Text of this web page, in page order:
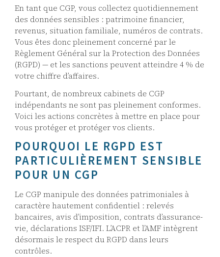
En tant que CGP, vous collectez quotidiennement
des données sensibles : patrimoine financier,
revenus, situation familiale, numéros de contrats.
Vous êtes donc pleinement concerné par le
Règlement Général sur la Protection des Données
(RGPD) — et les sanctions peuvent atteindre 4 % de
votre chiffre d’affaires.
Pourtant, de nombreux cabinets de CGP
indépendants ne sont pas pleinement conformes.
Voici les actions concrètes à mettre en place pour
vous protéger et protéger vos clients.
POURQUOI LE RGPD EST
PARTICULIÈREMENT SENSIBLE
POUR UN CGP
Le CGP manipule des données patrimoniales à
caractère hautement confidentiel : relevés
bancaires, avis d’imposition, contrats d’assurance-
vie, déclarations ISF/IFI. L’ACPR et l’AMF intègrent
désormais le respect du RGPD dans leurs
contrôles.